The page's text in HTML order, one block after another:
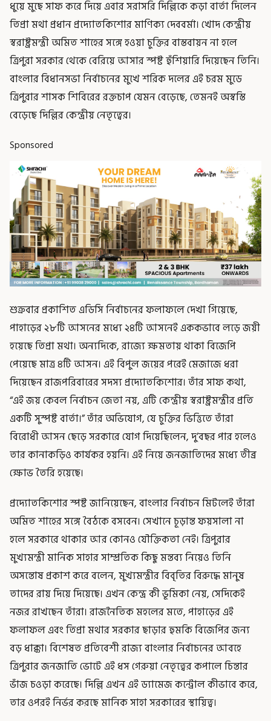
ধুয়ে মুছে সাফ করে দিয়ে এবার সরাসরি দিল্লিকে কড়া বার্তা দিলেন
তিপ্রা মথা প্রধান প্রদ্যোতকিশোর মাণিক্য দেববর্মা। খোদ কেন্দ্রীয়
স্বরাষ্ট্রমন্ত্রী অমিত শাহের সঙ্গে হওয়া চুক্তির বাস্তবায়ন না হলে
ত্রিপুরা সরকার থেকে বেরিয়ে আসার স্পষ্ট হুঁশিয়ারি দিয়েছেন তিনি।
বাংলার বিধানসভা নির্বাচনের মুখে শরিক দলের এই চরম মুডে
ত্রিপুরার শাসক শিবিরের রক্তচাপ যেমন বেড়েছে, তেমনই অস্বস্তি
বেড়েছে দিল্লির কেন্দ্রীয় নেতৃত্বের।
Sponsored
শুক্রবার প্রকাশিত এডিসি নির্বাচনের ফলাফলে দেখা গিয়েছে,
পাহাড়ের ২৮টি আসনের মধ্যে ২৪টি আসনেই এককভাবে লড়ে জয়ী
হয়েছে তিপ্রা মথা। অন্যদিকে, রাজ্যে ক্ষমতায় থাকা বিজেপি
পেয়েছে মাত্র ৪টি আসন। এই বিপুল জয়ের পরেই মেজাজে ধরা
দিয়েছেন রাজপরিবারের সদস্য প্রদ্যোতকিশোর। তাঁর সাফ কথা,
“এই জয় কেবল নির্বাচন জেতা নয়, এটি কেন্দ্রীয় স্বরাষ্ট্রমন্ত্রীর প্রতি
একটি সুস্পষ্ট বার্তা।” তাঁর অভিযোগ, যে চুক্তির ভিত্তিতে তাঁরা
বিরোধী আসন ছেড়ে সরকারে যোগ দিয়েছিলেন, দু’বছর পার হলেও
তার কানাকড়িও কার্যকর হয়নি। এই নিয়ে জনজাতিদের মধ্যে তীব্র
ক্ষোভ তৈরি হয়েছে।
প্রদ্যোতকিশোর স্পষ্ট জানিয়েছেন, বাংলার নির্বাচন মিটলেই তাঁরা
অমিত শাহের সঙ্গে বৈঠকে বসবেন। সেখানে চূড়ান্ত ফয়সালা না
হলে সরকারে থাকার আর কোনও যৌক্তিকতা নেই। ত্রিপুরার
মুখ্যমন্ত্রী মানিক সাহার সাম্প্রতিক কিছু মন্তব্য নিয়েও তিনি
অসন্তোষ প্রকাশ করে বলেন, মুখ্যমন্ত্রীর বিবৃতির বিরুদ্ধে মানুষ
তাদের রায় দিয়ে দিয়েছে। এখন কেন্দ্র কী ভূমিকা নেয়, সেদিকেই
নজর রাখছেন তাঁরা। রাজনৈতিক মহলের মতে, পাহাড়ের এই
ফলাফল এবং তিপ্রা মথার সরকার ছাড়ার হুমকি বিজেপির জন্য
বড় ধাক্কা। বিশেষত প্রতিবেশী রাজ্য বাংলার নির্বাচনের আবহে
ত্রিপুরার জনজাতি ভোটে এই ধস গেরুয়া নেতৃত্বের কপালে চিন্তার
ভাঁজ চওড়া করেছে। দিল্লি এখন এই ড্যামেজ কন্ট্রোল কীভাবে করে,
তার ওপরই নির্ভর করছে মানিক সাহা সরকারের স্থায়িত্ব।